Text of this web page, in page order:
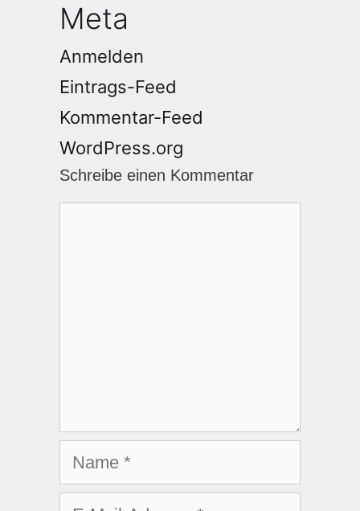
Meta
Anmelden
Eintrags-Feed
Kommentar-Feed
WordPress.org
Schreibe einen Kommentar